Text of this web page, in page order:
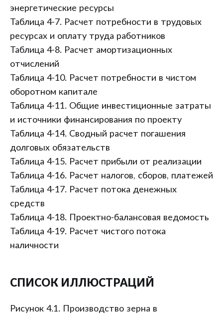
энергетические ресурсы
Таблица 4-7. Расчет потребности в трудовых
ресурсах и оплату труда работников
Таблица 4-8. Расчет амортизационных
отчислений
Таблица 4-10. Расчет потребности в чистом
оборотном капитале
Таблица 4-11. Общие инвестиционные затраты
и источники финансирования по проекту
Таблица 4-14. Сводный расчет погашения
долговых обязательств
Таблица 4-15. Расчет прибыли от реализации
Таблица 4-16. Расчет налогов, сборов, платежей
Таблица 4-17. Расчет потока денежных
средств
Таблица 4-18. Проектно-балансовая ведомость
Таблица 4-19. Расчет чистого потока
наличности
СПИСОК ИЛЛЮСТРАЦИЙ
Рисунок 4.1. Производство зерна в